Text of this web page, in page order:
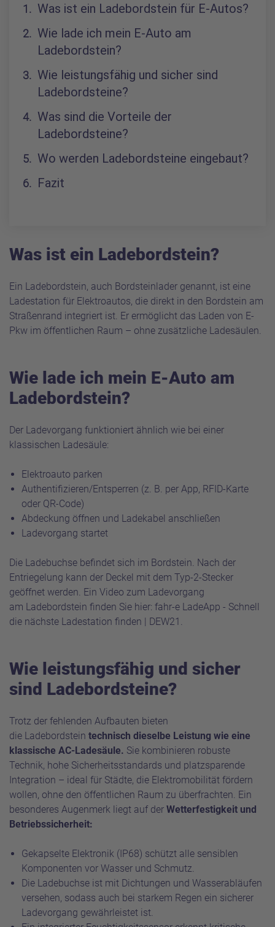
Inhaltsverzeichnis
Was ist ein Ladebordstein für E-Autos?
Wie lade ich mein E-Auto am
Ladebordstein?
Wie leistungsfähig und sicher sind
Ladebordsteine?
Was sind die Vorteile der
Ladebordsteine?
Wo werden Ladebordsteine eingebaut?
Fazit
Was ist ein Ladebordstein?
Ein Ladebordstein, auch Bordsteinlader genannt, ist eine
Ladestation für Elektroautos, die direkt in den Bordstein am
Straßenrand integriert ist. Er ermöglicht das Laden von E-
Pkw im öffentlichen Raum – ohne zusätzliche Ladesäulen.
Wie lade ich mein E-Auto am
Ladebordstein?
Der Ladevorgang funktioniert ähnlich wie bei einer
klassischen Ladesäule:
Elektroauto parken
Authentifizieren/Entsperren (z. B. per App, RFID-Karte
oder QR-Code)
Abdeckung öffnen und Ladekabel anschließen
Ladevorgang startet
Die Ladebuchse befindet sich im Bordstein. Nach der
Entriegelung kann der Deckel mit dem Typ-2-Stecker
geöffnet werden. Ein Video zum Ladevorgang
am Ladebordstein finden Sie hier: fahr-e LadeApp - Schnell
die nächste Ladestation finden | DEW21 .
Wie leistungsfähig und sicher
sind Ladebordsteine?
Trotz der fehlenden Aufbauten bieten
die Ladebordstein technisch dieselbe Leistung wie eine
klassische AC-Ladesäule. Sie kombinieren robuste
Technik, hohe Sicherheitsstandards und platzsparende
Integration – ideal für Städte, die Elektromobilität fördern
wollen, ohne den öffentlichen Raum zu überfrachten. Ein
besonderes Augenmerk liegt auf der Wetterfestigkeit und
Betriebssicherheit:
Gekapselte Elektronik (IP68) schützt alle sensiblen
Komponenten vor Wasser und Schmutz.
Die Ladebuchse ist mit Dichtungen und Wasserabläufen
versehen, sodass auch bei starkem Regen ein sicherer
Ladevorgang gewährleistet ist.